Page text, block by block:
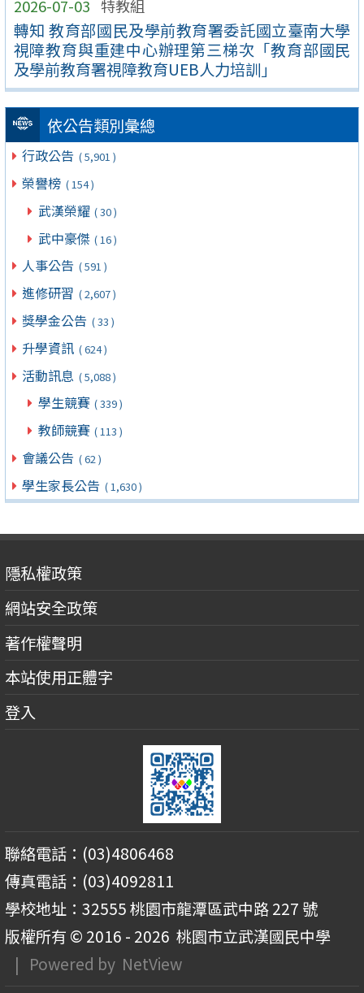
2026-07-03 特教組
轉知 教育部國民及學前教育署委託國立臺南大學
視障教育與重建中心辦理第三梯次「教育部國民
及學前教育署視障教育UEB人力培訓」
依公告類別彙總
行政公告 ( 5,901 )
榮譽榜 ( 154 )
武漢榮耀 ( 30 )
武中豪傑 ( 16 )
人事公告 ( 591 )
進修研習 ( 2,607 )
獎學金公告 ( 33 )
升學資訊 ( 624 )
活動訊息 ( 5,088 )
學生競賽 ( 339 )
教師競賽 ( 113 )
會議公告 ( 62 )
學生家長公告 ( 1,630 )
隱私權政策
網站安全政策
著作權聲明
本站使用正體字
登入
聯絡電話：(03)4806468
傳真電話：(03)4092811
學校地址：32555 桃園市龍潭區武中路 227 號
版權所有 © 2016 - 2026 桃園市立武漢國民中學
| Powered by NetView